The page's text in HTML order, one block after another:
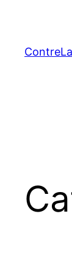
contenu